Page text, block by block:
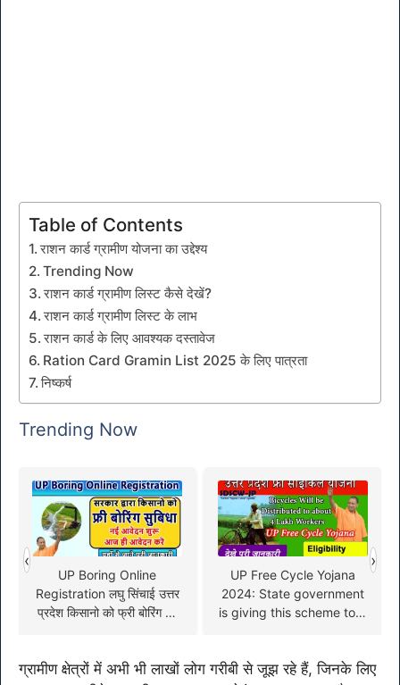
Table of Contents
राशन कार्ड ग्रामीण योजना का उद्देश्य
Trending Now
राशन कार्ड ग्रामीण लिस्ट कैसे देखें?
राशन कार्ड ग्रामीण लिस्ट के लाभ
राशन कार्ड के लिए आवश्यक दस्तावेज
Ration Card Gramin List 2025 के लिए पात्रता
निष्कर्ष
Trending Now
UP Boring Online
Registration लघु सिंचाई उत्तर
प्रदेश किसानो को फ्री बोरिंग का
UP Free Cycle Yojana
2024: State government
is giving this scheme to 4
‹ ›
ग्रामीण क्षेत्रों में अभी भी लाखों लोग गरीबी से जूझ रहे हैं, जिनके लिए